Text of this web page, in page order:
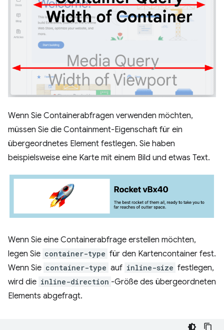
Wenn Sie Containerabfragen verwenden möchten,
müssen Sie die Containment-Eigenschaft für ein
übergeordnetes Element festlegen. Sie haben
beispielsweise eine Karte mit einem Bild und etwas Text.
Wenn Sie eine Containerabfrage erstellen möchten,
legen Sie container-type für den Kartencontainer fest.
Wenn Sie container-type auf inline-size festlegen,
wird die inline-direction -Größe des übergeordneten
Elements abgefragt.